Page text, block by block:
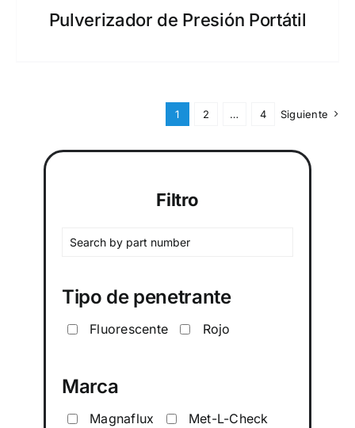
Pulverizador de Presión Portátil
1 2 … 4 Siguiente
Filtro
Tipo de penetrante
Fluorescente Rojo
Marca
Magnaflux Met-L-Check